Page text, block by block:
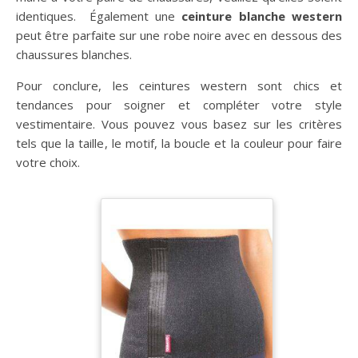
identiques. Également une ceinture blanche western
peut être parfaite sur une robe noire avec en dessous des
chaussures blanches.
Pour conclure, les ceintures western sont chics et
tendances pour soigner et compléter votre style
vestimentaire. Vous pouvez vous basez sur les critères
tels que la taille, le motif, la boucle et la couleur pour faire
votre choix.